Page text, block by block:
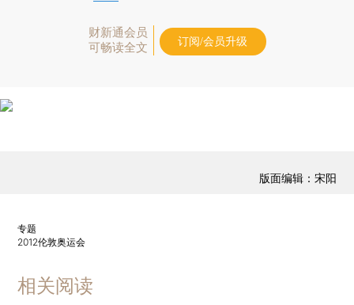
财新通会员
可畅读全文
订阅/会员升级
版面编辑：宋阳
专题
2012伦敦奥运会
相关阅读